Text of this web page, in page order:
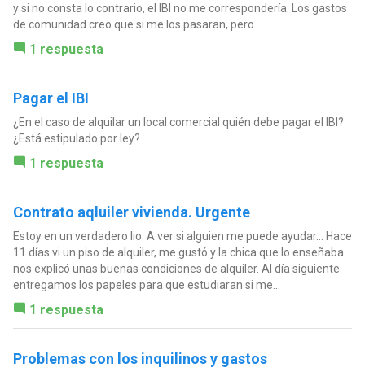
y si no consta lo contrario, el IBI no me correspondería. Los gastos
de comunidad creo que si me los pasaran, pero...
1 respuesta
Pagar el IBI
¿En el caso de alquilar un local comercial quién debe pagar el IBI?
¿Está estipulado por ley?
1 respuesta
Contrato aqluiler vivienda. Urgente
Estoy en un verdadero lio. A ver si alguien me puede ayudar... Hace
11 días vi un piso de alquiler, me gustó y la chica que lo enseñaba
nos explicó unas buenas condiciones de alquiler. Al día siguiente
entregamos los papeles para que estudiaran si me...
1 respuesta
Problemas con los inquilinos y gastos